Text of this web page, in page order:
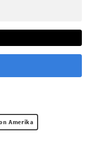
Amerika